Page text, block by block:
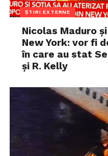
ȘTIRI EXTERNE
Nicolas Maduro
New York: vor fi
în care au stat
și R. Kelly